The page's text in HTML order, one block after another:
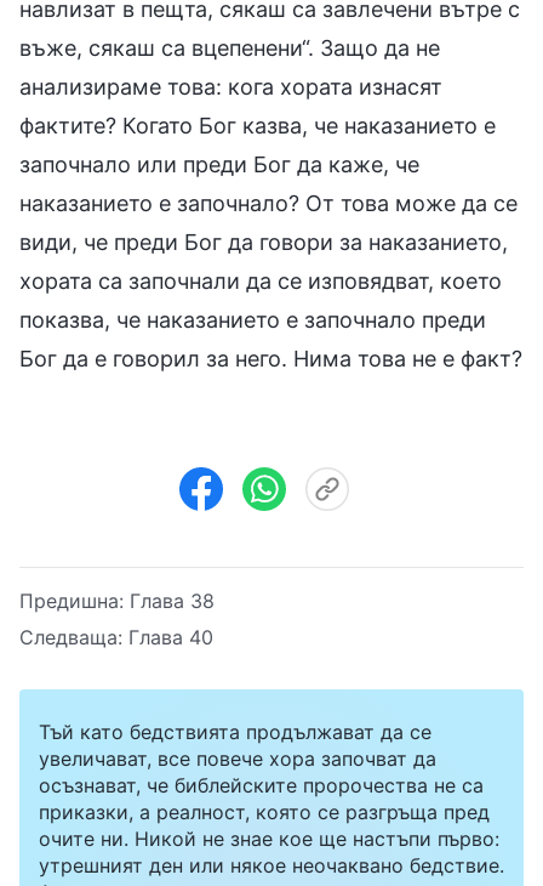
навлизат в пещта, сякаш са завлечени вътре с
въже, сякаш са вцепенени“. Защо да не
анализираме това: кога хората изнасят
фактите? Когато Бог казва, че наказанието е
започнало или преди Бог да каже, че
наказанието е започнало? От това може да се
види, че преди Бог да говори за наказанието,
хората са започнали да се изповядват, което
показва, че наказанието е започнало преди
Бог да е говорил за него. Нима това не е факт?
Предишна: Глава 38
Следваща: Глава 40
Тъй като бедствията продължават да се
увеличават, все повече хора започват да
осъзнават, че библейските пророчества не са
приказки, а реалност, която се разгръща пред
очите ни. Никой не знае кое ще настъпи първо:
утрешният ден или някое неочаквано бедствие.